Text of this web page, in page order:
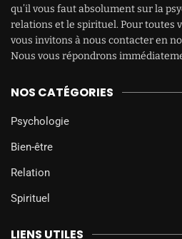
qu’il vous faut absolument sur la
relations et le spirituel. Pour toutes
vous invitons à nous contacter en
Nous vous répondrons
NOS CATÉGORIES
Psychologie
Bien-être
Relation
Spirituel
LIENS UTILES